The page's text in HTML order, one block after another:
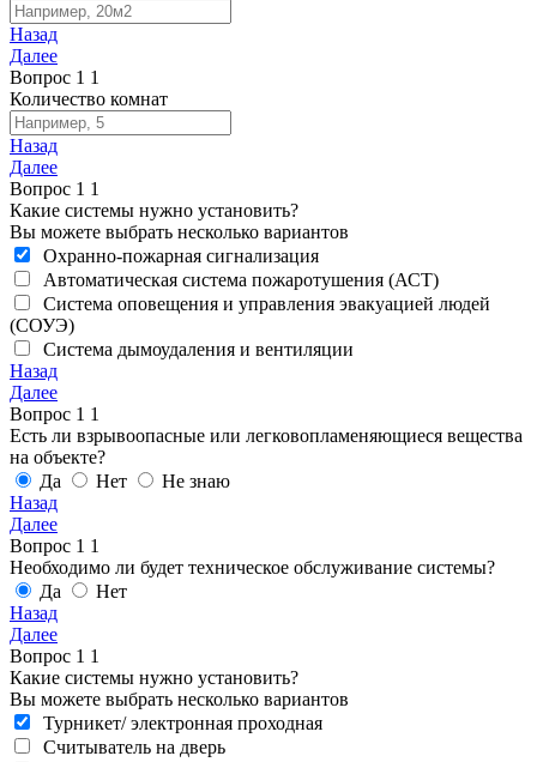
Назад
Далее
Вопрос 1 1
Количество комнат
Назад
Далее
Вопрос 1 1
Какие системы нужно установить?
Вы можете выбрать несколько вариантов
Охранно-пожарная сигнализация
Автоматическая система пожаротушения (АСТ)
Система оповещения и управления эвакуацией людей
(СОУЭ)
Система дымоудаления и вентиляции
Назад
Далее
Вопрос 1 1
Есть ли взрывоопасные или легковопламеняющиеся вещества
на объекте?
Да
Нет
Не знаю
Назад
Далее
Вопрос 1 1
Необходимо ли будет техническое обслуживание системы?
Да
Нет
Назад
Далее
Вопрос 1 1
Какие системы нужно установить?
Вы можете выбрать несколько вариантов
Турникет/ электронная проходная
Считыватель на дверь